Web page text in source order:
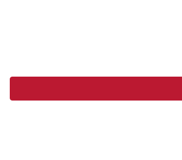
Навигация по разделам команды